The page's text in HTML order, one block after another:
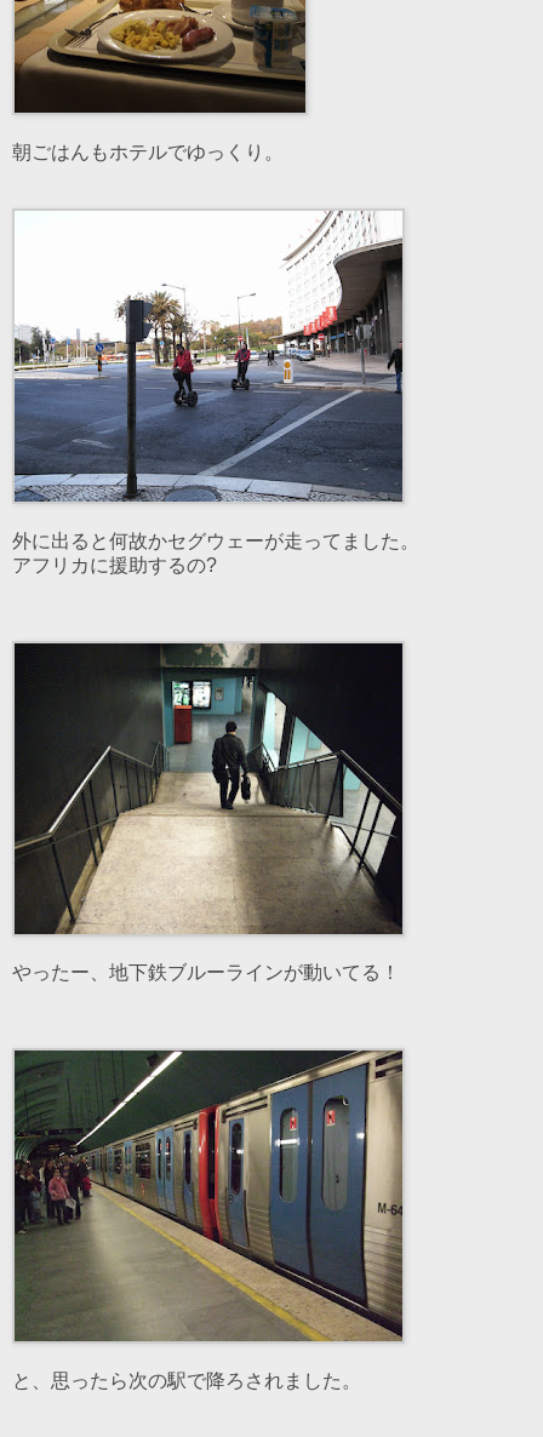
朝ごはんもホテルでゆっくり。
外に出ると何故かセグウェーが走ってました。
アフリカに援助するの?
やったー、地下鉄ブルーラインが動いてる！
と、思ったら次の駅で降ろされました。